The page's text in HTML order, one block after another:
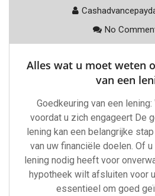
No
Alles wat u moet weten
van een
Goedkeuring van een
voordat u zich engageert De
lening kan een belangrijke
van uw financiële doelen. Of
lening nodig heeft voor
hypotheek wilt afsluiten voor
essentieel om goed